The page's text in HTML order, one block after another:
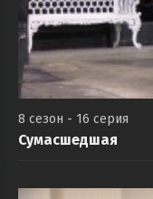
8 сезон - 16 серия
Сумасшедшая